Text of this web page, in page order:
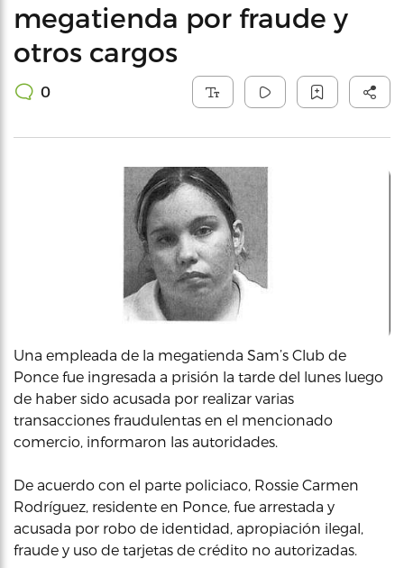
megatienda por fraude y
otros cargos
0
Una empleada de la megatienda Sam’s Club de
Ponce fue ingresada a prisión la tarde del lunes luego
de haber sido acusada por realizar varias
transacciones fraudulentas en el mencionado
comercio, informaron las autoridades.
De acuerdo con el parte policiaco, Rossie Carmen
Rodríguez, residente en Ponce, fue arrestada y
acusada por robo de identidad, apropiación ilegal,
fraude y uso de tarjetas de crédito no autorizadas.